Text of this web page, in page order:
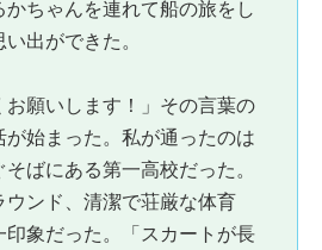
ちゃんを連れて船の旅をし
出ができた。
願いします！」その言葉の
始まった。私が通ったのは
ばにある第一高校だった。
ウンド、清潔で荘厳な体育
印象だった。「スカートが長